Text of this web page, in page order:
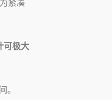
可极大
。